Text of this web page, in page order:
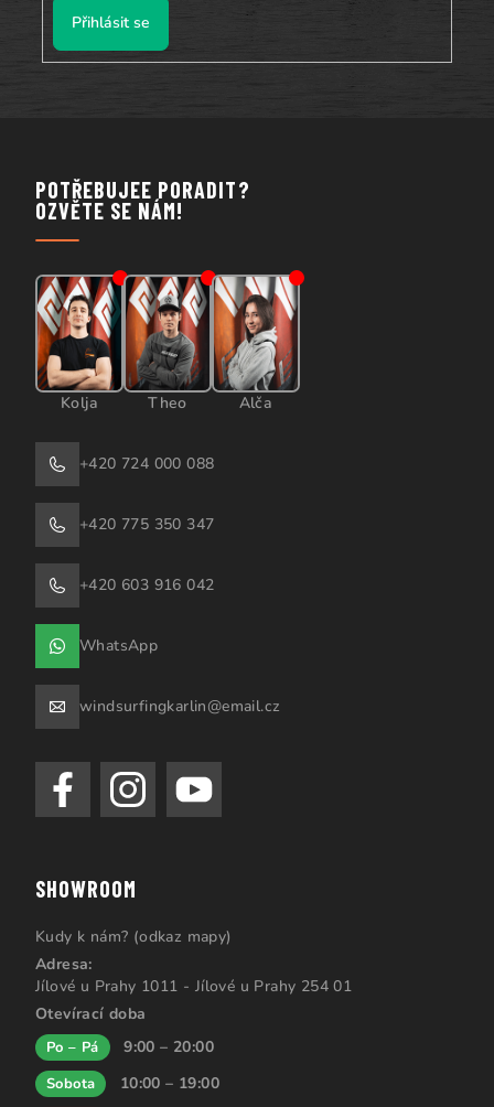
Přihlásit se
POTŘEBUJEE PORADIT?
OZVĚTE SE NÁM!
Kolja Theo Alča
+420 724 000 088
+420 775 350 347
+420 603 916 042
WhatsApp
windsurfingkarlin@email.cz
SHOWROOM
Kudy k nám? (odkaz mapy)
Adresa:
Jílové u Prahy 1011 - Jílové u Prahy 254 01
Otevírací doba
Po – Pá 9:00 – 20:00
Sobota 10:00 – 19:00